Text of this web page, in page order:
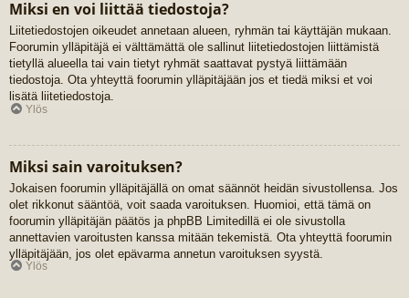
Miksi en voi liittää tiedostoja?
Liitetiedostojen oikeudet annetaan alueen, ryhmän tai käyttäjän mukaan.
Foorumin ylläpitäjä ei välttämättä ole sallinut liitetiedostojen liittämistä
tietyllä alueella tai vain tietyt ryhmät saattavat pystyä liittämään
tiedostoja. Ota yhteyttä foorumin ylläpitäjään jos et tiedä miksi et voi
lisätä liitetiedostoja.
Ylös
Miksi sain varoituksen?
Jokaisen foorumin ylläpitäjällä on omat säännöt heidän sivustollensa. Jos
olet rikkonut sääntöä, voit saada varoituksen. Huomioi, että tämä on
foorumin ylläpitäjän päätös ja phpBB Limitedillä ei ole sivustolla
annettavien varoitusten kanssa mitään tekemistä. Ota yhteyttä foorumin
ylläpitäjään, jos olet epävarma annetun varoituksen syystä.
Ylös